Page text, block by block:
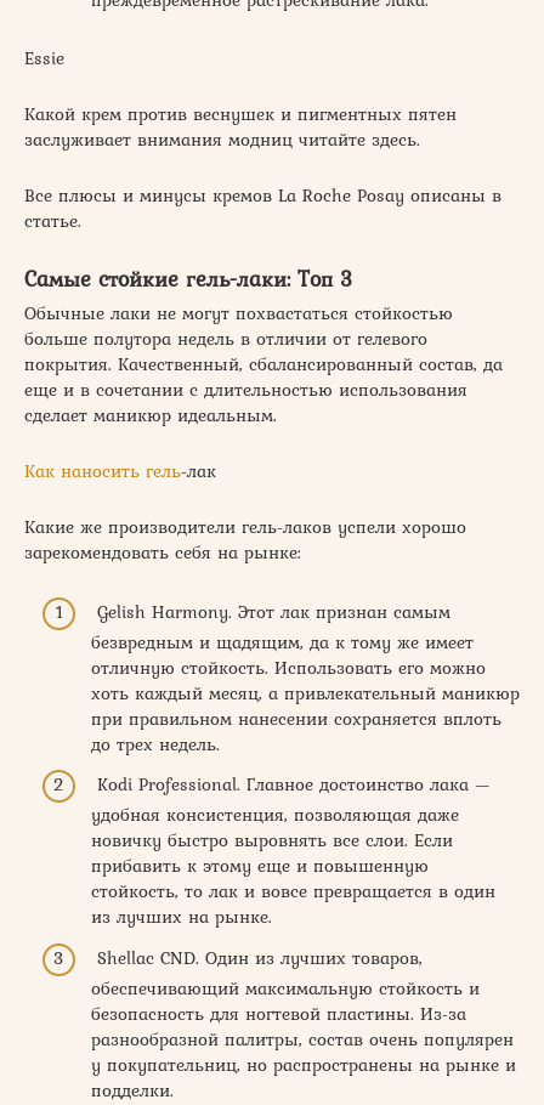
Essie
Какой крем против веснушек и пигментных пятен
заслуживает внимания модниц читайте здесь.
Все плюсы и минусы кремов La Roche Posay описаны в
статье.
Самые стойкие гель-лаки: Топ 3
Обычные лаки не могут похвастаться стойкостью
больше полутора недель в отличии от гелевого
покрытия. Качественный, сбалансированный состав, да
еще и в сочетании с длительностью использования
сделает маникюр идеальным.
Как наносить гель-лак
Какие же производители гель-лаков успели хорошо
зарекомендовать себя на рынке:
Gelish Harmony. Этот лак признан самым
безвредным и щадящим, да к тому же имеет
отличную стойкость. Использовать его можно
хоть каждый месяц, а привлекательный маникюр
при правильном нанесении сохраняется вплоть
до трех недель.
Kodi Professional. Главное достоинство лака —
удобная консистенция, позволяющая даже
новичку быстро выровнять все слои. Если
прибавить к этому еще и повышенную
стойкость, то лак и вовсе превращается в один
из лучших на рынке.
Shellac CND. Один из лучших товаров,
обеспечивающий максимальную стойкость и
безопасность для ногтевой пластины. Из-за
разнообразной палитры, состав очень популярен
у покупательниц, но распространены на рынке и
подделки.